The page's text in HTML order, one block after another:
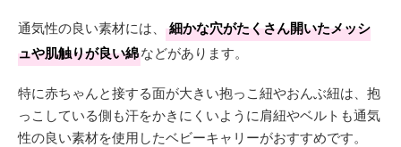
通気性の良い素材には、
細かな穴がたくさん開いたメッシ
ュや肌触りが良い綿などがあります。
特に赤ちゃんと接する面が大きい抱っこ紐やおんぶ紐は、抱
っこしている側も汗をかきにくいように肩紐やベルトも通気
性の良い素材を使用したベビーキャリーがおすすめです。